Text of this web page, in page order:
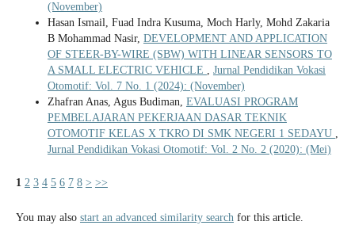
(November)
Hasan Ismail, Fuad Indra Kusuma, Moch Harly, Mohd Zakaria
B Mohammad Nasir, DEVELOPMENT AND APPLICATION
OF STEER-BY-WIRE (SBW) WITH LINEAR SENSORS TO
A SMALL ELECTRIC VEHICLE , Jurnal Pendidikan Vokasi
Otomotif: Vol. 7 No. 1 (2024): (November)
Zhafran Anas, Agus Budiman, EVALUASI PROGRAM
PEMBELAJARAN PEKERJAAN DASAR TEKNIK
OTOMOTIF KELAS X TKRO DI SMK NEGERI 1 SEDAYU ,
Jurnal Pendidikan Vokasi Otomotif: Vol. 2 No. 2 (2020): (Mei)
1 2 3 4 5 6 7 8 > >>
You may also start an advanced similarity searchfor this article.